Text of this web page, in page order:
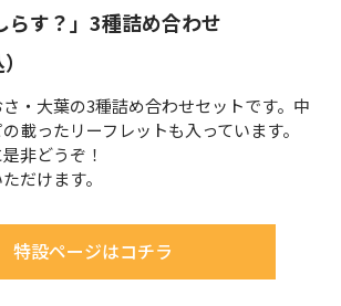
らす？」3種詰め合わせ
・大葉の3種詰め合わせセットです。中
載ったリーフレットも入っています。
非どうぞ！
だけます。
特設ページはコチラ